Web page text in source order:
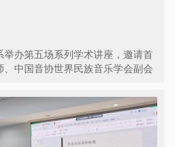
办第五场系列学术讲座，邀请首
中国音协世界民族音乐学会副会